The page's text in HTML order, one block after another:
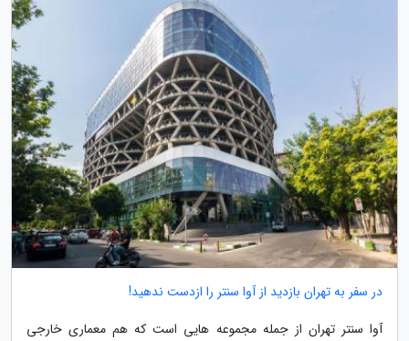
در سفر به تهران بازدید از آوا سنتر را ازدست ندهید!
آوا سنتر تهران از جمله مجموعه هایی است که هم معماری خارجی